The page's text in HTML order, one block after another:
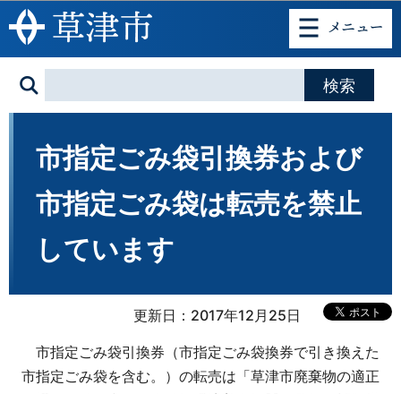
このページの本文へ移動
市指定ごみ袋引換券および
市指定ごみ袋は転売を禁止
しています
更新日：2017年12月25日
市指定ごみ袋引換券（市指定ごみ袋換券で引き換えた
市指定ごみ袋を含む。）の転売は「草津市廃棄物の適正